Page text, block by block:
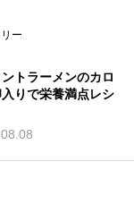
ー
トラーメンのカロ
入りで栄養満点レシ